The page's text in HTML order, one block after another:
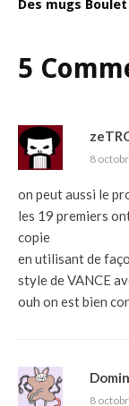
Des mugs
5
8
on peut aussi le
les 19 premiers
copie
en utilisant de
style de VANCE
ouh on est bien
8